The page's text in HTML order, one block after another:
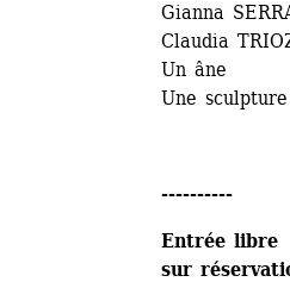
Gianna
Claudia
Un âne
Une
----------
Entrée libre
sur